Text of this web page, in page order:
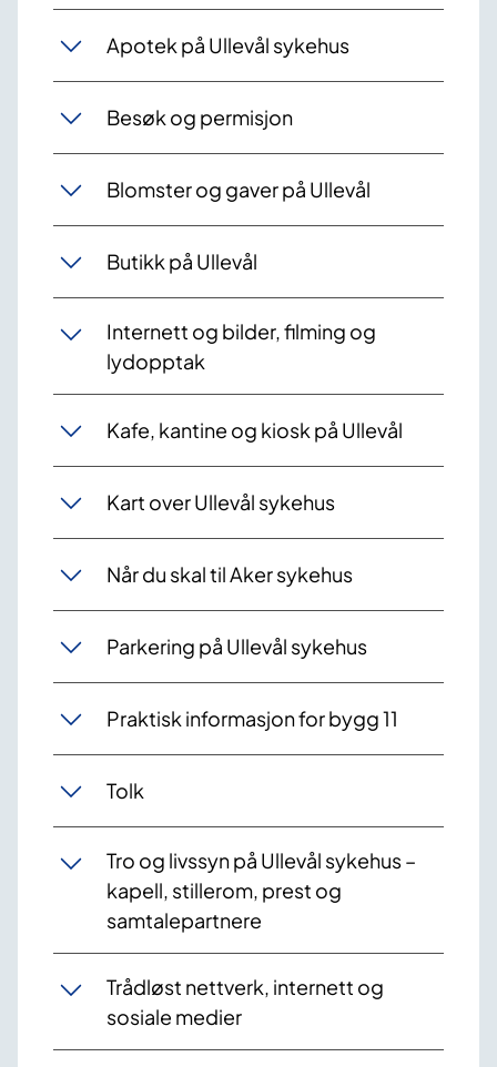
Apotek på Ullevål sykehus
Besøk og permisjon
Blomster og gaver på Ullevål
Butikk på Ullevål
Internett og bilder, filming og
lydopptak
Kafe, kantine og kiosk på Ullevål
Kart over Ullevål sykehus
Når du skal til Aker sykehus
Parkering på Ullevål sykehus
Praktisk informasjon for bygg 11
Tolk
Tro og livssyn på Ullevål sykehus –
kapell, stillerom, prest og
samtalepartnere
Trådløst nettverk, internett og
sosiale medier